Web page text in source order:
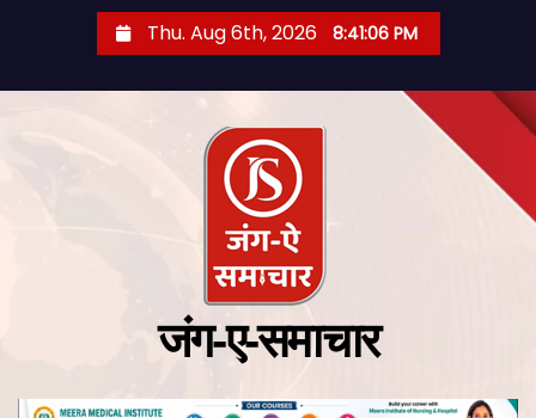
Thu. Aug 6th, 2026 8:41:07 PM
जंग-ए-समाचार